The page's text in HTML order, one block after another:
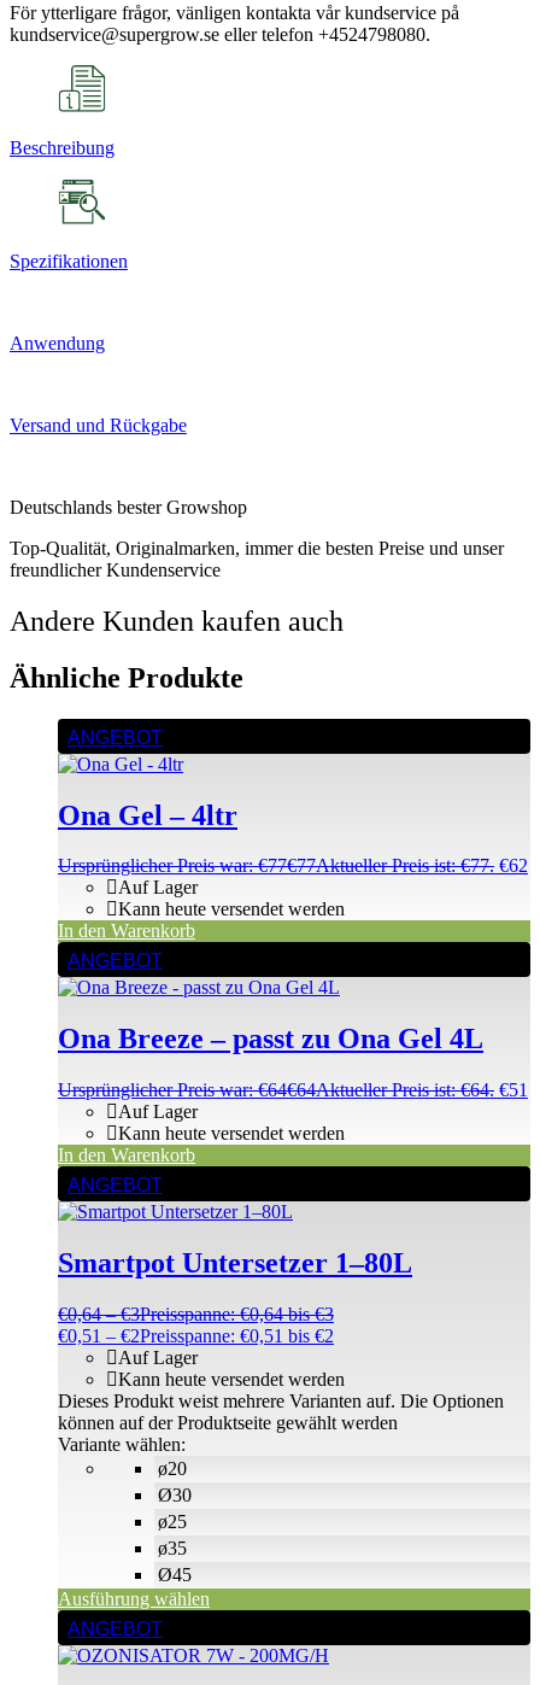
För ytterligare frågor, vänligen kontakta vår kundservice på
kundservice@supergrow.se eller telefon +4524798080.
Beschreibung
Spezifikationen
Anwendung
Versand und Rückgabe
Deutschlands bester Growshop
Top-Qualität, Originalmarken, immer die besten Preise und unser
freundlicher Kundenservice
Andere Kunden kaufen auch
Ähnliche Produkte
ANGEBOT
Ona Gel – 4ltr
Ursprünglicher Preis war: €77€77Aktueller Preis ist: €77. €62
Auf Lager
Kann heute versendet werden
In den Warenkorb
ANGEBOT
Ona Breeze – passt zu Ona Gel 4L
Ursprünglicher Preis war: €64€64Aktueller Preis ist: €64. €51
Auf Lager
Kann heute versendet werden
In den Warenkorb
ANGEBOT
Smartpot Untersetzer 1–80L
€0,64 –€3Preisspanne: €0,64 bis €3
€0,51 – €2Preisspanne: €0,51 bis €2
ø20
Ø30
ø25
ø35
Ø45
Auf Lager
Kann heute versendet werden
Variante wählen:
Ausführung wählen
Dieses Produkt weist mehrere Varianten auf. Die Optionen
können auf der Produktseite gewählt werden
ANGEBOT